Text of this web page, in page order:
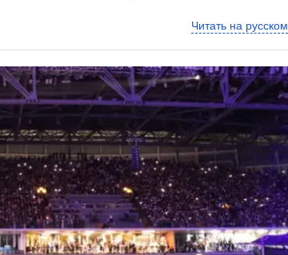
Читать на русском